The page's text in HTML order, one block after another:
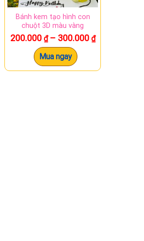
Bánh kem tạo hình con
chuột 3D màu vàng
200.000 ₫ – 300.000 ₫Khoảng
đến
Mua ngay